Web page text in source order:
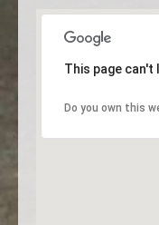
This page
Do you own this